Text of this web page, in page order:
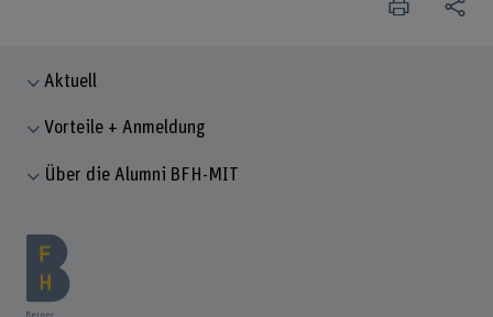
Aktuell
Vorteile + Anmeldung
Über die Alumni BFH-MIT